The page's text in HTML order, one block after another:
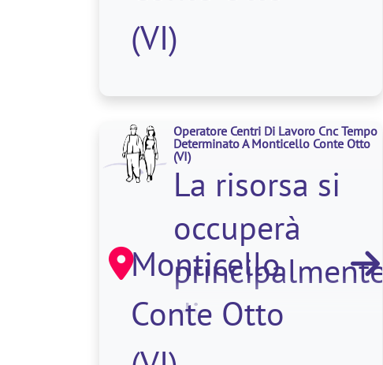
produttivo e si
occuperà
della
verniciatura
(VI)
Operatore Centri Di Lavoro Cnc Tempo
Determinato A Monticello Conte Otto
(VI)
La risorsa si
occuperà
principalmente
di:
Monticello
Conte Otto